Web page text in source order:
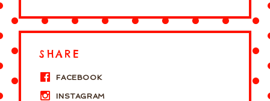
SHARE
FACEBOOK
INSTAGRAM